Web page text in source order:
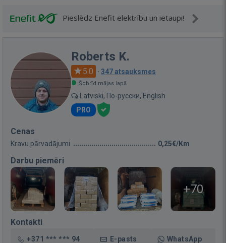
Pieslēdz Enefit elektrību un ietaupi!
Roberts K.
5.0 · 347 atsauksmes
Šobrīd mājas lapā
Latviski, По-русски, English
PRO
Cenas
Kravu pārvadājumi 0,25€/Km
Darbu piemēri
+70
Kontakti
+371 *** *** 94 E-pasts WhatsApp